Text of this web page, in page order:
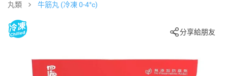
丸類
牛筋丸 (冷凍 0-4°c)
分享給朋友